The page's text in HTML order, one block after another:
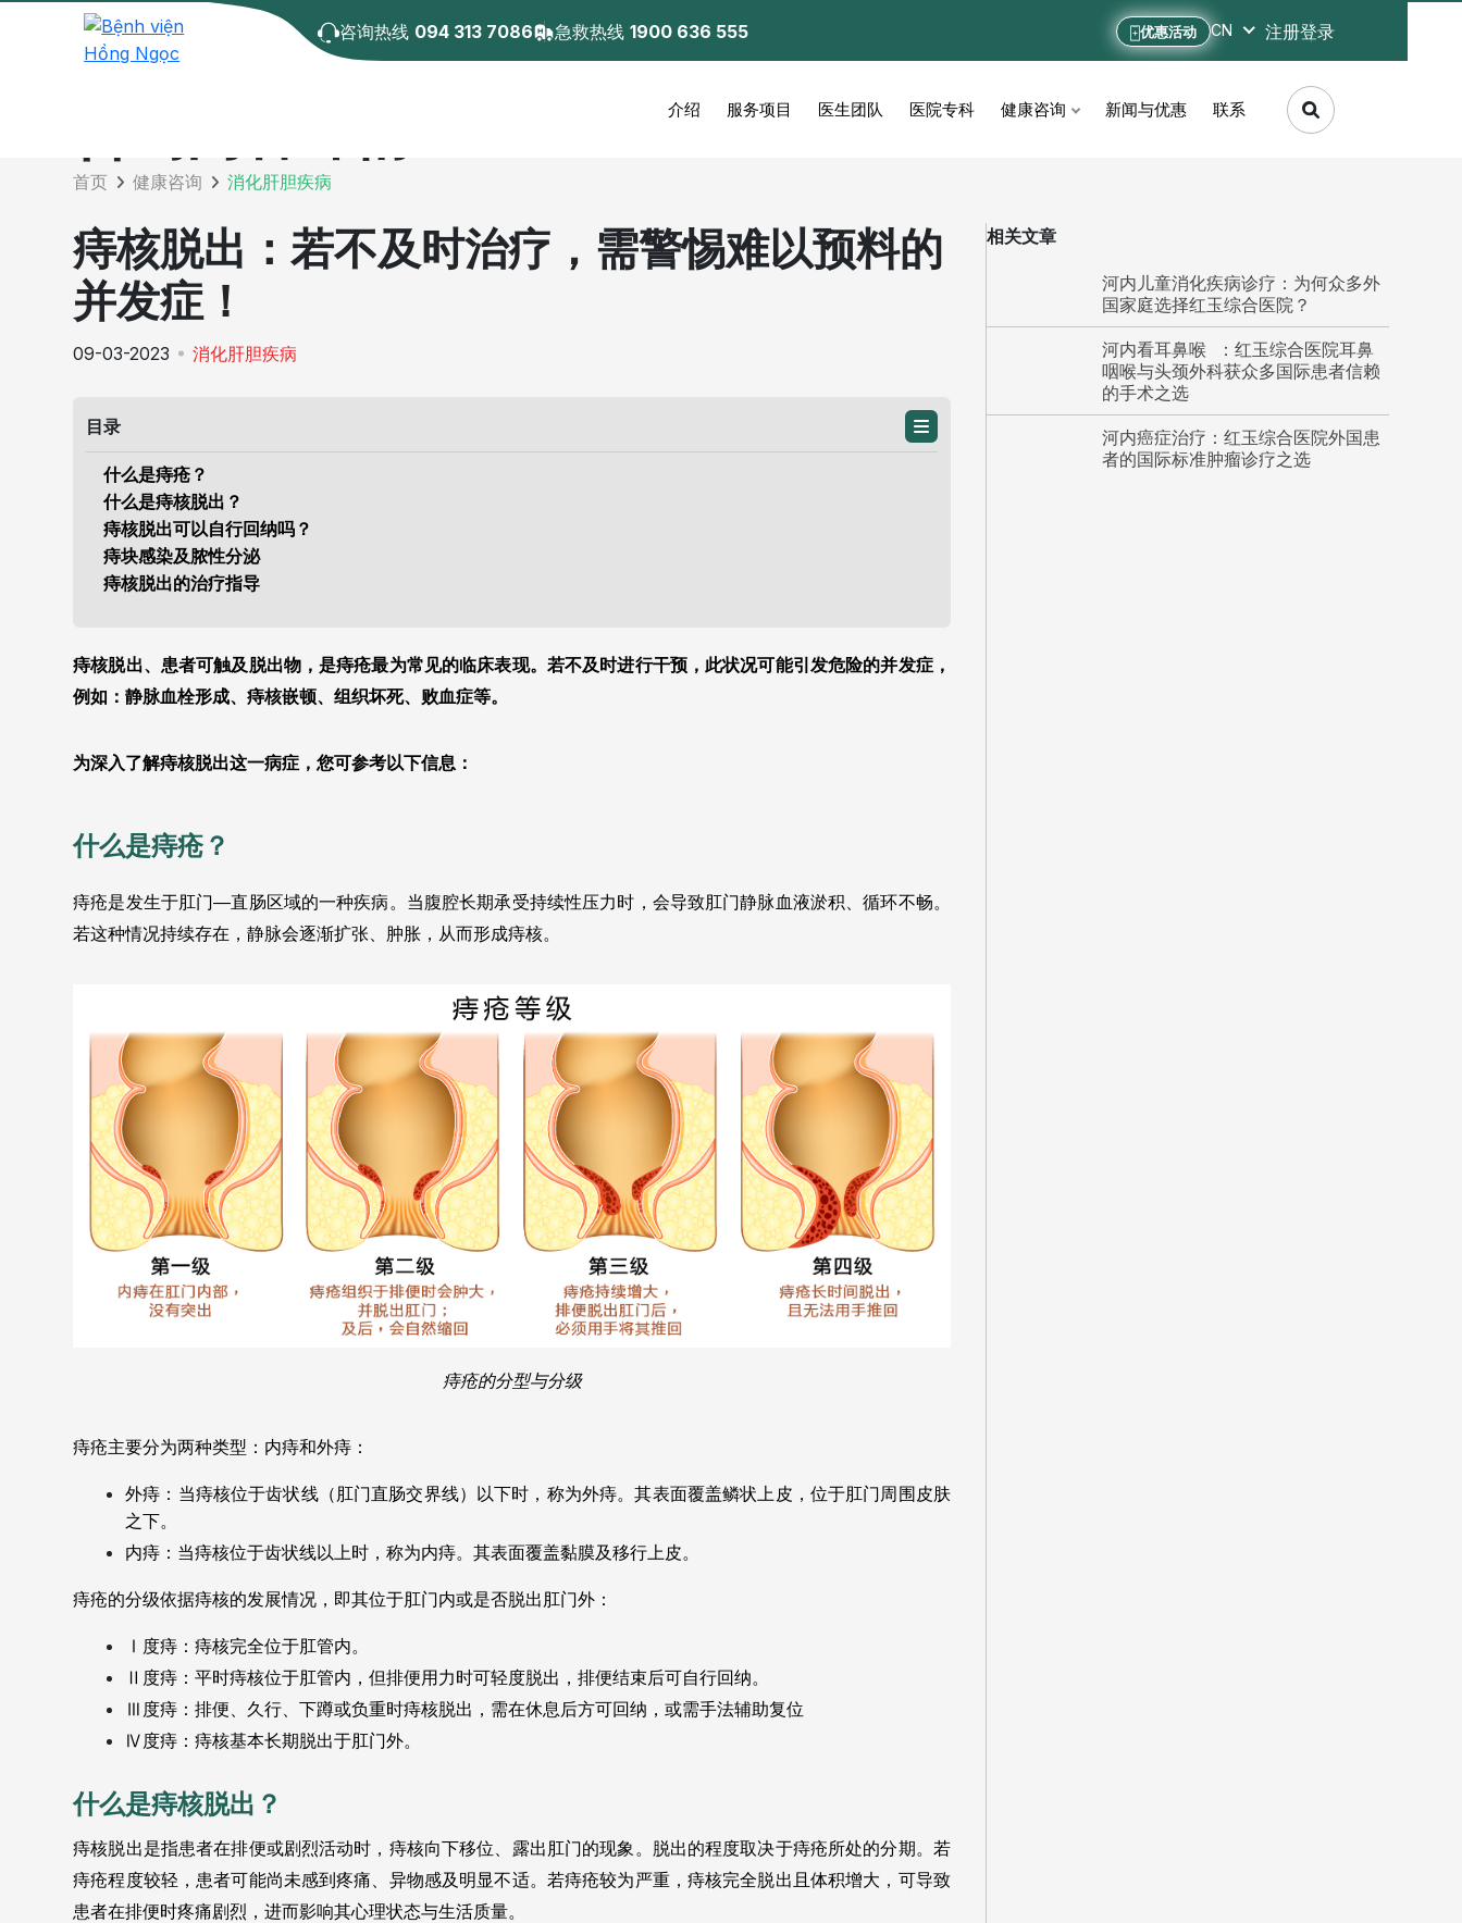
咨询热线 094 313 7086 急救热线1900 636 555 优惠活动 CN 注册登录
介绍 服务项目 医生团队 医院专科 健康咨询 新闻与优惠 联系
首页 健康咨询 消化肝胆疾病
痔核脱出：若不及时治疗，需警惕难以预料的
并发症！
09-03-2023 消化肝胆疾病
目录
什么是痔疮？
什么是痔核脱出？
痔核脱出可以自行回纳吗？
痔块感染及脓性分泌
痔核脱出的治疗指导
痔核脱出、患者可触及脱出物，是痔疮最为常见的临床表现。若不及时进行干预，此状况可能引发危险的并发症，
例如：静脉血栓形成、痔核嵌顿、组织坏死、败血症等。
为深入了解痔核脱出这一病症，您可参考以下信息：
什么是痔疮？
痔疮是发生于肛门—直肠区域的一种疾病。当腹腔长期承受持续性压力时，会导致肛门静脉血液淤积、循环不畅。
若这种情况持续存在，静脉会逐渐扩张、肿胀，从而形成痔核。
痔疮的分型与分级
痔疮主要分为两种类型：内痔和外痔：
外痔：当痔核位于齿状线（肛门直肠交界线）以下时，称为外痔。其表面覆盖鳞状上皮，位于肛门周围皮肤
之下。
内痔：当痔核位于齿状线以上时，称为内痔。其表面覆盖黏膜及移行上皮。
痔疮的分级依据痔核的发展情况，即其位于肛门内或是否脱出肛门外：
Ⅰ度痔：痔核完全位于肛管内。
Ⅱ度痔：平时痔核位于肛管内，但排便用力时可轻度脱出，排便结束后可自行回纳。
Ⅲ度痔：排便、久行、下蹲或负重时痔核脱出，需在休息后方可回纳，或需手法辅助复位
Ⅳ度痔：痔核基本长期脱出于肛门外。
什么是痔核脱出？
痔核脱出是指患者在排便或剧烈活动时，痔核向下移位、露出肛门的现象。脱出的程度取决于痔疮所处的分期。若
痔疮程度较轻，患者可能尚未感到疼痛、异物感及明显不适。若痔疮较为严重，痔核完全脱出且体积增大，可导致
患者在排便时疼痛剧烈，进而影响其心理状态与生活质量。
相关文章
河内儿童消化疾病诊疗：为何众多外
国家庭选择红玉综合医院？
河内看耳鼻喉 ：红玉综合医院耳鼻
咽喉与头颈外科获众多国际患者信赖
的手术之选
河内癌症治疗：红玉综合医院外国患
者的国际标准肿瘤诊疗之选